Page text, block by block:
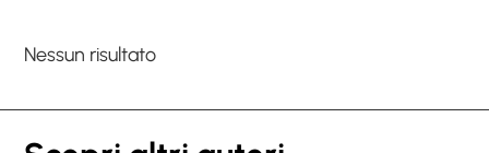
Nessun risultato